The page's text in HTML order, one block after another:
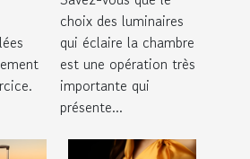
choix des luminaires
qui éclaire la chambre
est une opération très
importante qui
présente...